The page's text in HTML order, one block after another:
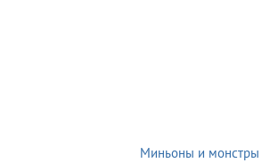
Миньоны и монстры